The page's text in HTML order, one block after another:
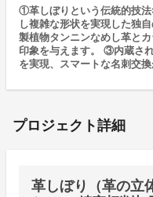
①革しぼりという伝統的技
し複雑な形状を実現した独
製植物タンニンなめし革と
印象を与えます。 ③内蔵さ
を実現、スマートな名刺交換
プロジェクト詳細
革しぼり（革の立